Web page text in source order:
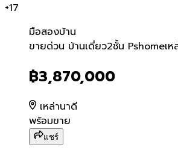
+17
มือสองบ้าน
ขายด่วน บ้านเดี่ย
ขายด่วน บ้านเดี่ยว2ชั้น Pshomeเ
฿3,870,000
เหล่านาดี
พร้อมขาย
แชร์